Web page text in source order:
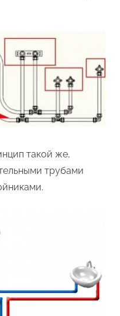
такой же,
трубами